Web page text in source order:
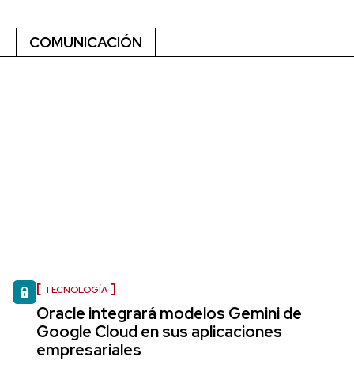
COMUNICACIÓN
TECNOLOGÍA
Oracle integrará modelos Gemini de
Google Cloud en sus aplicaciones
empresariales